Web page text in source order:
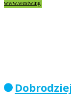
www.westwing